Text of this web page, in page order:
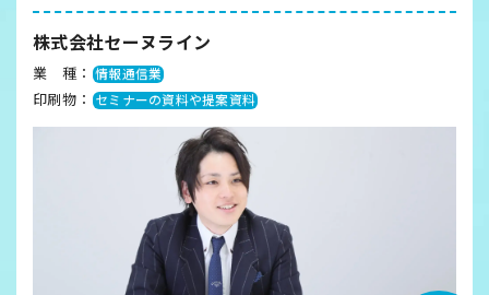
株式会社セーヌライン
業 種： 情報通信業
印刷物： セミナーの資料や提案資料